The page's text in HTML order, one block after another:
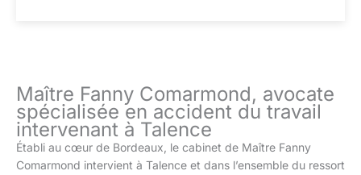
Maître Fanny Comarmond, avocate
spécialisée en accident du travail
intervenant à Talence
Établi au cœur de Bordeaux, le cabinet de Maître Fanny
Comarmond intervient à Talence et dans l’ensemble du ressort